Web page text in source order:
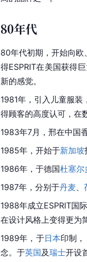
80年代
80年代初期，开始向
得ESPRIT在美国获得
新的感觉。
1981年，引入儿童服
得顾客的高度认可，在
1983年7月，邢在中国
1985年，开始于新加坡
1986年，于德国杜塞尔
1987年，分别于丹麦
1988年成立ESPRIT国
在设计风格上变得更为
1989年，于日本印制
念。于英国及瑞士开设